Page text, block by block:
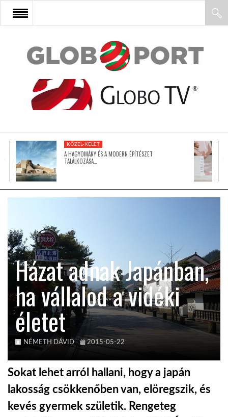
FŐOLDAL
AFRIKA
ÁZSIA
KÖZEL-KELET
AUSZTRÁLIA
A VILÁG ITTHON
GLOBOTV BP
KÖZEL-KELET
A HAGYOMÁNY ÉS A MODERN ÉPÍTÉSZET
TALÁLKOZÁSA…
Házat adnak Japánban,
ha vállalod a vidéki
életet
NÉMETH DÁVID 2015-05-22
Sokat lehet arról hallani, hogy a japán
lakosság csökkenőben van, elöregszik, és
kevés gyermek születik. Rengeteg